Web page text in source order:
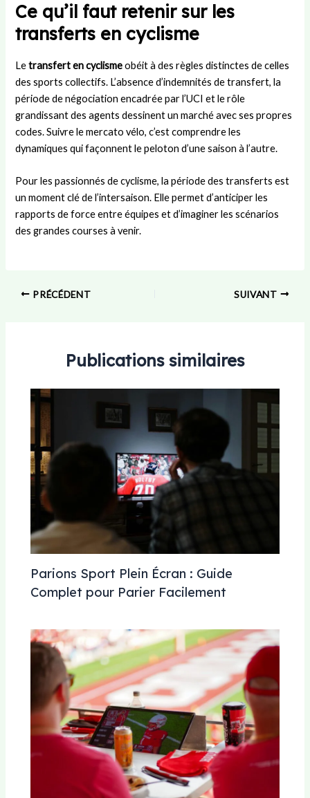
Ce qu’il faut retenir sur les
transferts en cyclisme
Letransfert en cyclismeobéit à des règles distinctes de celles
des sports collectifs. L’absence d’indemnités de transfert, la
période de négociation encadrée par l’UCI et le rôle
grandissant des agents dessinent un marché avec ses propres
codes. Suivre le mercato vélo, c’est comprendre les
dynamiques qui façonnent le peloton d’une saison à l’autre.
Pour les passionnés de cyclisme, la période des transferts est
un moment clé de l’intersaison. Elle permet d’anticiper les
rapports de force entre équipes et d’imaginer les scénarios
des grandes courses à venir.
PRÉCÉDENT SUIVANT
Publications similaires
Parions Sport Plein Écran : Guide
Complet pour Parier Facilement